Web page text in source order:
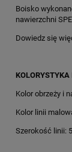
Boisko
nawierzchni
Dowiedz się
Kolor obrzeży i
Kolor linii
Szerokość linii: